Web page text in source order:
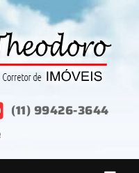
(11) 99426-3644